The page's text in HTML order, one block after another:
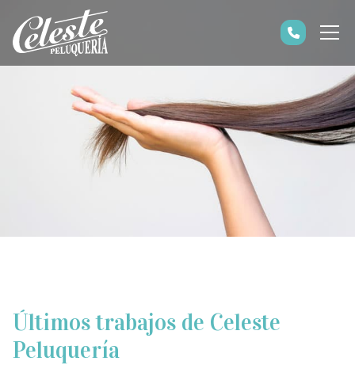
Últimos trabajos de Celeste
Peluquería